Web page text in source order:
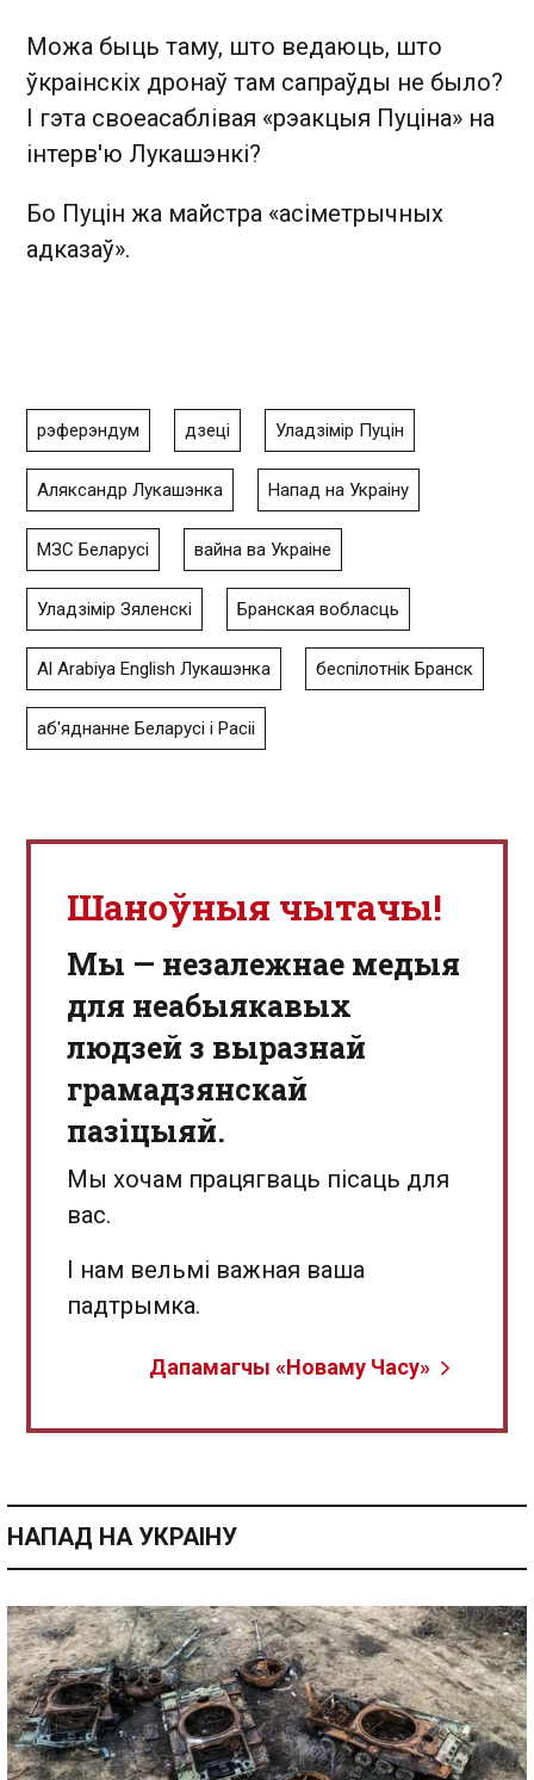
Можа быць таму, што ведаюць, што
ўкраінскіх дронаў там сапраўды не было?
І гэта своеасаблівая «рэакцыя Пуціна» на
інтерв'ю Лукашэнкі?
Бо Пуцін жа майстра «асіметрычных
адказаў».
рэферэндум дзеці Уладзімір Пуцін
Аляксандр Лукашэнка Напад на Украіну
МЗС Беларусі вайна ва Украіне
Уладзімір Зяленскі Бранская вобласць
Al Arabiya English Лукашэнка беспілотнік Бранск
аб'яднанне Беларусі і Расіі
Шаноўныя чытачы!
Мы — незалежнае медыя
для неабыякавых
людзей з выразнай
грамадзянскай
пазіцыяй.
Мы хочам працягваць пісаць для
вас.
І нам вельмі важная ваша
падтрымка.
Дапамагчы «Новаму Часу»
НАПАД НА УКРАІНУ